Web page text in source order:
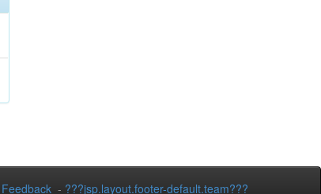
Feedback - ???jsp.layout.footer-default.team???